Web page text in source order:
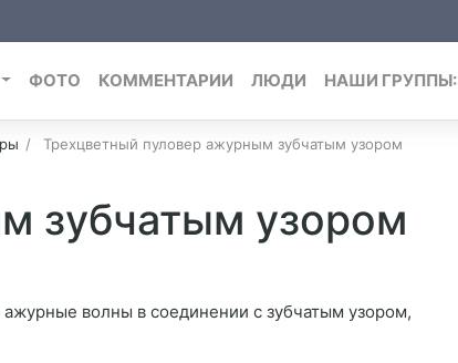
ФОТО КОММЕНТАРИИ ЛЮДИ НАШИ ГРУППЫ:
Трехцветный пуловер ажурным зубчатым узором
зубчатым узором
волны в соединении с зубчатым узором,